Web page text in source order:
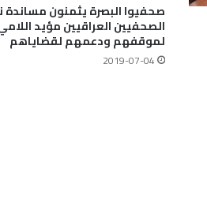
صحفيوا البصرة يثمنون مساندة
الصحفيين العراقيين مؤيد
لموقفهم ودعمهم لقضاياهم
2019-07-04